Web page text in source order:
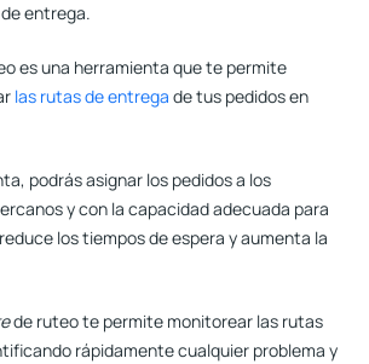
entrega.
es una herramienta que te permite
las rutas de entrega de tus pedidos en
podrás asignar los pedidos a los
y con la capacidad adecuada para
los tiempos de espera y aumenta la
de ruteo te permite monitorear las rutas
rápidamente cualquier problema y